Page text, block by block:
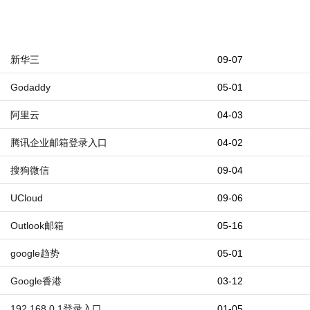
09-07
新华三
05-01
Godaddy
04-03
阿里云
04-02
腾讯企业邮箱登录入口
09-04
搜狗微信
09-06
UCloud
05-16
Outlook邮箱
05-01
google趋势
03-12
Google香港